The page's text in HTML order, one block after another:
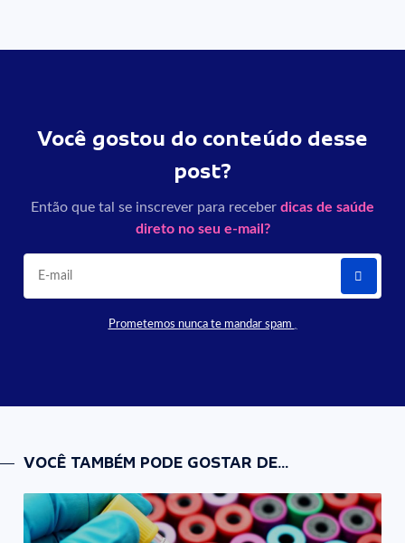
Você gostou do conteúdo desse
post?
Então que tal se inscrever para receber dicas de saúde
direto no seu e-mail?
Prometemos nunca te mandar spam
VOCÊ TAMBÉM PODE GOSTAR DE...